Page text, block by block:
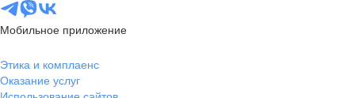
Мобильное приложение
Этика и комплаенс
Оказание услуг